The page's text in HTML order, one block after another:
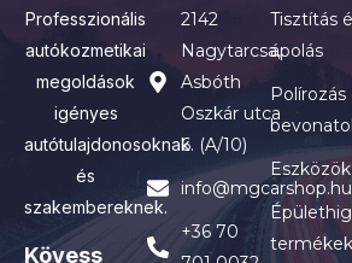
Professzionális
autókozmetikai
megoldások
igényes
autótulajdonosoknak
és
szakembereknek.
Kövess
2142
Nagytarcsa,
Asbóth
Oszkár utca
6. (A/10)
info@mgcarshop.hu
+36 70
Tisztítás
ápolás
Polírozás
Eszközök
termékek